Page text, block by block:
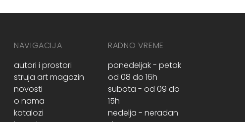
NAVIGACIJA
autori i prostori
struja art magazin
novosti
o nama
katalozi
RADNO VREME
ponedeljak - petak
od 08 do 16h
subota - od 09 do
15h
nedelja - neradan